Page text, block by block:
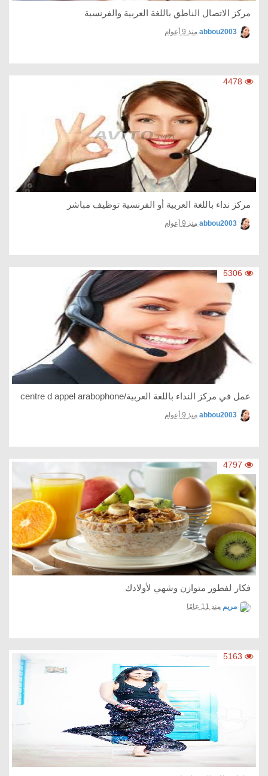
مركز الاتصال الناطق باللغة العربية والفرنسية
abbou2003 منذ 9 أعوام
4478
مركز نداء باللغة العربية أو الفرنسية توظيف مباشر
abbou2003 منذ 9 أعوام
5306
عمل في مركز النداء باللغة العربية/centre d appel arabophone
abbou2003 منذ 9 أعوام
4797
فكار لفطور متوازن وشهي لأولادك
مريم منذ 11 عامًا
5163